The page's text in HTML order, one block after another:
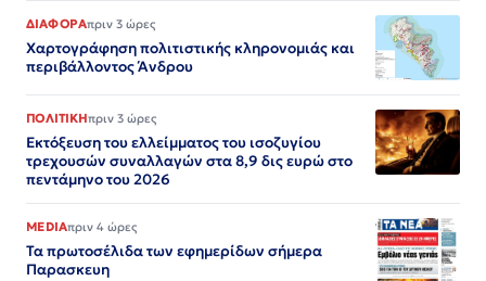
ΔΙΑΦΟΡΑπριν 3 ώρες
Χαρτογράφηση πολιτιστικής κληρονομιάς και
περιβάλλοντος Άνδρου
ΠΟΛΙΤΙΚΗπριν 3 ώρες
Εκτόξευση του ελλείμματος του ισοζυγίου
τρεχουσών συναλλαγών στα 8,9 δις ευρώ στο
πεντάμηνο του 2026
MEDIAπριν 4 ώρες
Τα πρωτοσέλιδα των εφημερίδων σήμερα
Παρασκευη